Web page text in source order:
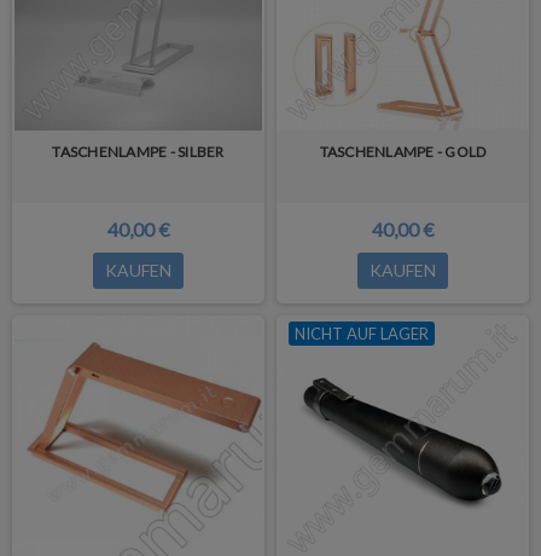
TASCHENLAMPE - SILBER
40,00 €
KAUFEN
TASCHENLAMPE - GOLD
40,00 €
KAUFEN
NICHT AUF LAGER